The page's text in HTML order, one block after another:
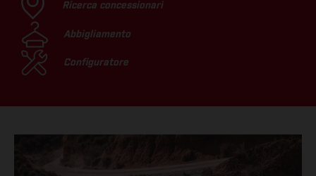
Ricerca concessionari
Abbigliamento
Configuratore